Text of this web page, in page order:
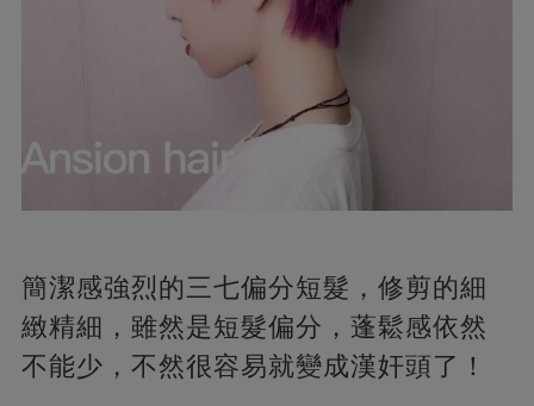
簡潔感強烈的三七偏分短髮，修剪的細
緻精細，雖然是短髮偏分，蓬鬆感依然
不能少，不然很容易就變成漢奸頭了！